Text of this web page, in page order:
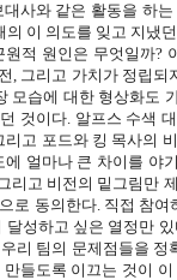
사와 같은 활동을 하
이 의도를 잊고 지냈
원적 원인은 무엇일까?
, 그리고 가치가 정립되
모습에 대한 형상화도
것이다. 알프스 수색
리고 포드와 킹 목사의
얼마나 큰 차이를 야
리고 비전의 밑그림만
로 동의한다. 직접 참여
성하고 싶은 열정만
우리 팀의 문제점들을 정
들도록 이끄는 것이